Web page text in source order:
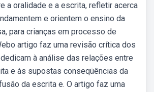
a oralidade e a escrita, refletir acerca
e orientem o ensino da
para crianças em processo de
artigo faz uma revisão crítica dos
à análise das relações entre
e às supostas conseqüências da
da escrita e. O artigo faz uma